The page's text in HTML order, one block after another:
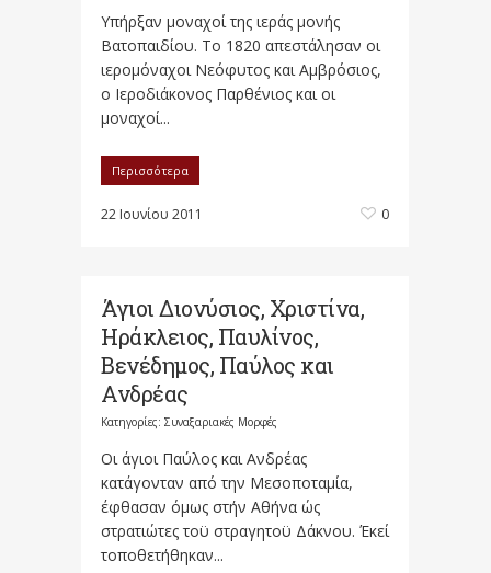
Υπήρξαν μοναχοί της ιεράς μονής
Βατοπαιδίου. Το 1820 απεστάλησαν οι
ιερομόναχοι Νεόφυτος και Αμβρόσιος,
ο Ιεροδιάκονος Παρθένιος και οι
μοναχοί...
Περισσότερα
22 Ιουνίου 2011 0
Άγιοι Διονύσιος, Χριστίνα,
Ηράκλειος, Παυλίνος,
Βενέδημος, Παύλος και
Ανδρέας
Κατηγορίες: Συναξαριακές Μορφές
Οι άγιοι Παύλος και Ανδρέας
κατάγονταν από την Μεσοποταμία,
έφθασαν όμως στήν Αθήνα ώς
στρατιώτες τοϋ στραγητοϋ Δάκνου. Έκεί
τοποθετήθηκαν...